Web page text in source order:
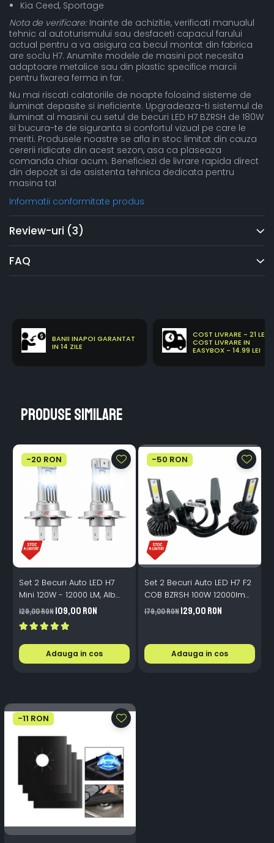
Kia Ceed, Sportage
Nota de verificare:Inainte de achizitie, verificati manualul
tehnic al autoturismului sau desfaceti capacul farului
actual pentru a va asigura ca becul montat din fabrica
are soclu H7. Anumite modele de masini pot necesita
adaptoare metalice sau din plastic specifice marcii
pentru fixarea ferma in far.
Nu mai riscati calatoriile de noapte folosind sisteme de
iluminat depasite si ineficiente. Upgradeaza-ti sistemul de
iluminat al masinii cu setul de becuri LED H7 BZRSH de 180W
si bucura-te de siguranta si confortul vizual pe care le
meriti. Produsele noastre se afla in stoc limitat din cauza
cererii ridicate din acest sezon, asa ca plaseaza
comanda chiar acum. Beneficiezi de livrare rapida direct
din depozit si de asistenta tehnica dedicata pentru
masina ta!
Informatii conformitate produs
Review-uri (3)
FAQ
BANII INAPOI GARANTAT
IN 14 ZILE
COST LIVRARE - 21 LEI
COST LIVRARE IN
EASYBOX - 14.99 LEI
Produse similare
-20 RON
Set 2 Becuri Auto LED H7
Mini 120W - 12000 LM, Alb
Rece 6500K, Canbus
Integrat + Ventilator Răcire,
Plug & Play, 12-18V
129,00 RON109,00 RON
Adauga in cos
-50 RON
Set 2 Becuri Auto LED H7 F2
COB BZRSH 100W 12000lm
12V Alb-Rece
179,00 RON129,00 RON
Adauga in cos
-11 RON